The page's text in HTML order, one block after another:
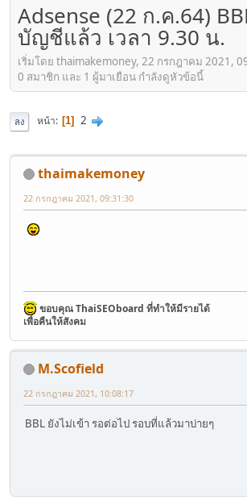
Adsense (22 ก.ค.64)
บัญชีแล้ว เวลา 9.30 น.
เริ่มโดย thaimakemoney, 22 กรกฎาคม 2021,
0 สมาชิก และ 1 ผู้มาเยือน กำลังดูหัวข้อนี้
ลง หน้า 1 2
thaimakemoney
22 กรกฎาคม 2021, 09:31:30
ขอบคุณ ThaiSEOboard ที่ทำให้มีรายได้
เพื่อคืนให้สังคม
M.Scofield
22 กรกฎาคม 2021, 10:08:17
BBL ยังไม่เข้า รอต่อไป รอบที่แล้วมาบ่ายๆ